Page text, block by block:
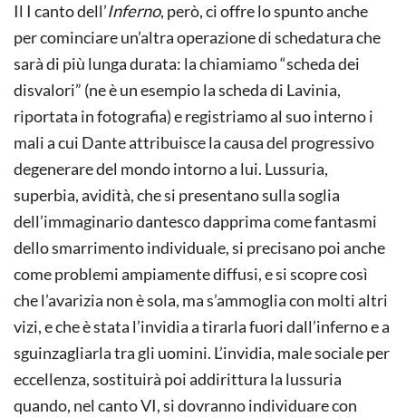
Il I canto dell’Inferno, però, ci offre lo spunto anche
per cominciare un’altra operazione di schedatura che
sarà di più lunga durata: la chiamiamo “scheda dei
disvalori” (ne è un esempio la scheda di Lavinia,
riportata in fotografia) e registriamo al suo interno i
mali a cui Dante attribuisce la causa del progressivo
degenerare del mondo intorno a lui. Lussuria,
superbia, avidità, che si presentano sulla soglia
dell’immaginario dantesco dapprima come fantasmi
dello smarrimento individuale, si precisano poi anche
come problemi ampiamente diffusi, e si scopre così
che l’avarizia non è sola, ma s’ammoglia con molti altri
vizi, e che è stata l’invidia a tirarla fuori dall’inferno e a
sguinzagliarla tra gli uomini. L’invidia, male sociale per
eccellenza, sostituirà poi addirittura la lussuria
quando, nel canto VI, si dovranno individuare con